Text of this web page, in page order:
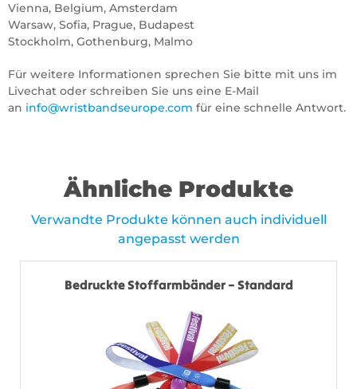
Vienna, Belgium, Amsterdam
Warsaw, Sofia, Prague, Budapest
Stockholm, Gothenburg, Malmo
Für weitere Informationen sprechen Sie bitte mit uns im
Livechat oder schreiben Sie uns eine E-Mail
an info@wristbandseurope.com für eine schnelle Antwort.
Ähnliche Produkte
Verwandte Produkte können auch individuell
angepasst werden
Bedruckte Stoffarmbänder – Standard